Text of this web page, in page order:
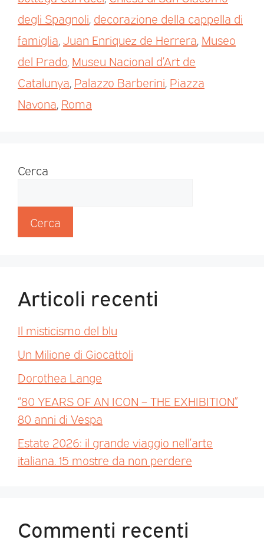
degli Spagnoli, decorazione della cappella di
famiglia,Juan Enriquez de Herrera, Museo
del Prado, Museu Nacional d’Art de
Catalunya, Palazzo Barberini, Piazza
Navona, Roma
Cerca
Cerca
Articoli recenti
Il misticismo del blu
Un Milione di Giocattoli
Dorothea Lange
“80 YEARS OF AN ICON – THE EXHIBITION”
80 anni di Vespa
Estate 2026: il grande viaggio nell’arte
italiana. 15 mostre da non perdere
Commenti recenti